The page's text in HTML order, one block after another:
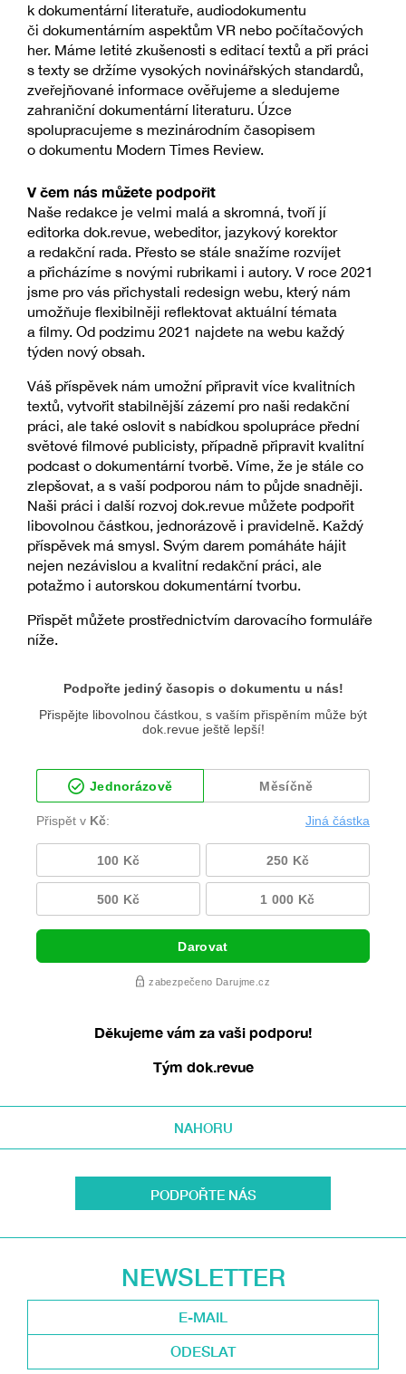
k dokumentární literatuře, audiodokumentu
či dokumentárním aspektům VR nebo počítačových
her. Máme letité zkušenosti s editací textů a při práci
s texty se držíme vysokých novinářských standardů,
zveřejňované informace ověřujeme a sledujeme
zahraniční dokumentární literaturu. Úzce
spolupracujeme s mezinárodním časopisem
o dokumentu Modern Times Review.
V čem nás můžete podpořit
Naše redakce je velmi malá a skromná, tvoří jí
editorka dok.revue, webeditor, jazykový korektor
a redakční rada. Přesto se stále snažíme rozvíjet
a přicházíme s novými rubrikami i autory. V roce 2021
jsme pro vás přichystali redesign webu, který nám
umožňuje flexibilněji reflektovat aktuální témata
a filmy. Od podzimu 2021 najdete na webu každý
týden nový obsah.
Váš příspěvek nám umožní připravit více kvalitních
textů, vytvořit stabilnější zázemí pro naši redakční
práci, ale také oslovit s nabídkou spolupráce přední
světové filmové publicisty, případně připravit kvalitní
podcast o dokumentární tvorbě. Víme, že je stále co
zlepšovat, a s vaší podporou nám to půjde snadněji.
Naši práci i další rozvoj dok.revue můžete podpořit
libovolnou částkou, jednorázově i pravidelně. Každý
příspěvek má smysl. Svým darem pomáháte hájit
nejen nezávislou a kvalitní redakční práci, ale
potažmo i autorskou dokumentární tvorbu.
Přispět můžete prostřednictvím darovacího formuláře
níže.
Děkujeme vám za vaši podporu!
Tým dok.revue
NAHORU
PODPOŘTE NÁS
NEWSLETTER
ODESLAT